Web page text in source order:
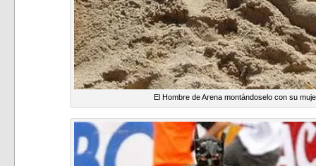
El Hombre de Arena montándoselo con su